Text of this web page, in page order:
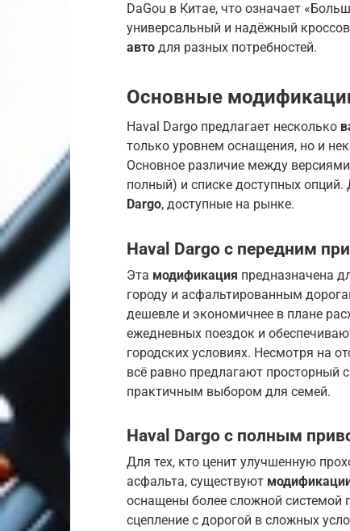
DaGou в Китае, что означает
универсальный и надёжный
авто для разных потребностей.
Основные
Haval Dargo предлагает несколько
только уровнем оснащения, но и
Основное различие между
полный) и списке доступных
Dargo, доступные на рынке.
Haval Dargo с передним
Эта модификация предназначена
городу и асфальтированным
дешевле и экономичнее в плане
ежедневных поездок и
городских условиях. Несмотря на
всё равно предлагают просторный
практичным выбором для семей.
Haval Dargo с полным
Для тех, кто ценит улучшенную
асфальта, существуют
оснащены более сложной системой
сцепление с дорогой в сложных